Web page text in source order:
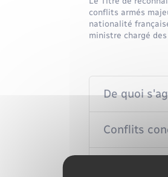
conflits armés
nationalité
ministre chargé
De quoi
Conflits
Situation